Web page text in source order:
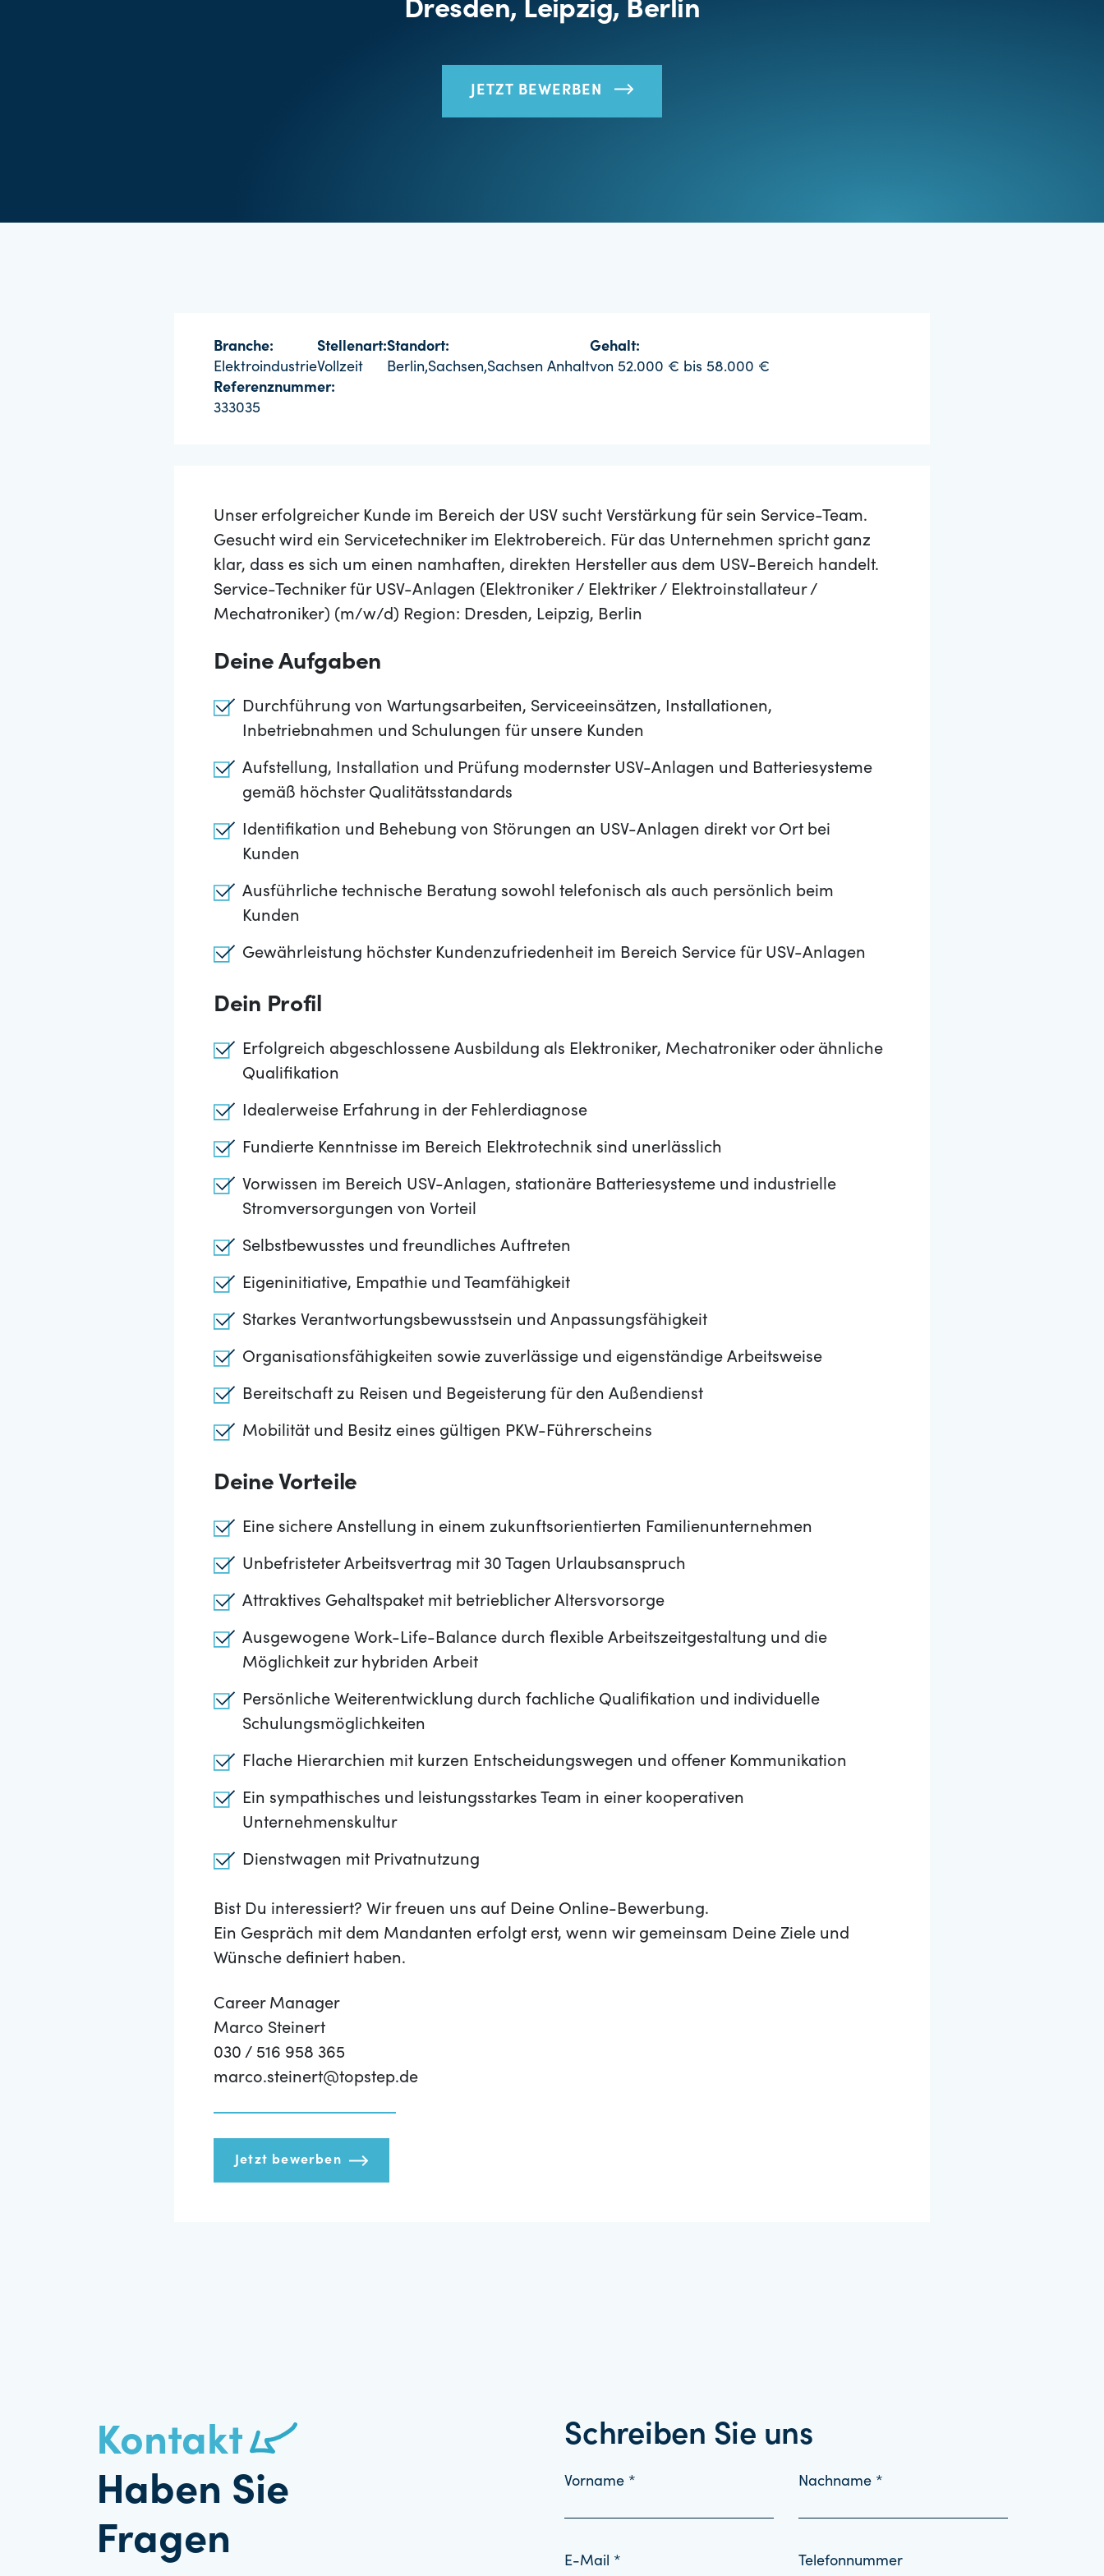
Dresden, Leipzig, Berlin
JETZT BEWERBEN
Branche:
Elektroindustrie
Stellenart:
Vollzeit
Standort:
Berlin,Sachsen,Sachsen Anhalt
Gehalt:
von 52.000 € bis 58.000 €
Referenznummer:
333035
Unser erfolgreicher Kunde im Bereich der USV sucht Verstärkung für sein Service-Team.
Gesucht wird ein Servicetechniker im Elektrobereich. Für das Unternehmen spricht ganz
klar, dass es sich um einen namhaften, direkten Hersteller aus dem USV-Bereich handelt.
Service-Techniker für USV-Anlagen (Elektroniker / Elektriker / Elektroinstallateur /
Mechatroniker) (m/w/d) Region: Dresden, Leipzig, Berlin
Deine Aufgaben
Durchführung von Wartungsarbeiten, Serviceeinsätzen, Installationen,
Inbetriebnahmen und Schulungen für unsere Kunden
Aufstellung, Installation und Prüfung modernster USV-Anlagen und Batteriesysteme
gemäß höchster Qualitätsstandards
Identifikation und Behebung von Störungen an USV-Anlagen direkt vor Ort bei
Kunden
Ausführliche technische Beratung sowohl telefonisch als auch persönlich beim
Kunden
Gewährleistung höchster Kundenzufriedenheit im Bereich Service für USV-Anlagen
Dein Profil
Erfolgreich abgeschlossene Ausbildung als Elektroniker, Mechatroniker oder ähnliche
Qualifikation
Idealerweise Erfahrung in der Fehlerdiagnose
Fundierte Kenntnisse im Bereich Elektrotechnik sind unerlässlich
Vorwissen im Bereich USV-Anlagen, stationäre Batteriesysteme und industrielle
Stromversorgungen von Vorteil
Selbstbewusstes und freundliches Auftreten
Eigeninitiative, Empathie und Teamfähigkeit
Starkes Verantwortungsbewusstsein und Anpassungsfähigkeit
Organisationsfähigkeiten sowie zuverlässige und eigenständige Arbeitsweise
Bereitschaft zu Reisen und Begeisterung für den Außendienst
Mobilität und Besitz eines gültigen PKW-Führerscheins
Deine Vorteile
Eine sichere Anstellung in einem zukunftsorientierten Familienunternehmen
Unbefristeter Arbeitsvertrag mit 30 Tagen Urlaubsanspruch
Attraktives Gehaltspaket mit betrieblicher Altersvorsorge
Ausgewogene Work-Life-Balance durch flexible Arbeitszeitgestaltung und die
Möglichkeit zur hybriden Arbeit
Persönliche Weiterentwicklung durch fachliche Qualifikation und individuelle
Schulungsmöglichkeiten
Flache Hierarchien mit kurzen Entscheidungswegen und offener Kommunikation
Ein sympathisches und leistungsstarkes Team in einer kooperativen
Unternehmenskultur
Dienstwagen mit Privatnutzung
Bist Du interessiert? Wir freuen uns auf Deine Online-Bewerbung.
Ein Gespräch mit dem Mandanten erfolgt erst, wenn wir gemeinsam Deine Ziele und
Wünsche definiert haben.
Career Manager
Marco Steinert
030 / 516 958 365
marco.steinert@topstep.de
Jetzt bewerben
Kontakt
Haben Sie
Fragen
Schreiben Sie uns
Vorname * Nachname *
E-Mail * Telefonnummer